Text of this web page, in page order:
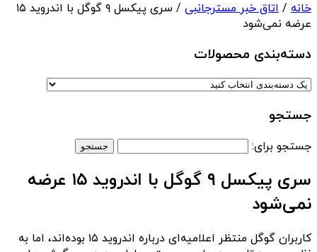
خانه / اتاق خبر مسترجانبی
/ سری پیکسل ۹ گوگل با اندروید ۱۵
عرضه نمی‌شود
دسته‌بندی‌ محصولات
جستجو
جستجو برای:
سری پیکسل ۹ گوگل با اندروید ۱۵ عرضه
نمی‌شود
کاربران گوگل منتظر اعلامیه‌ای درباره اندروید ۱۵ بوده‌اند، اما به